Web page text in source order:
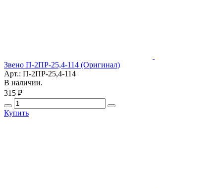
Звено П-2ПР-25,4-114 (Оригинал)
Арт.: П-2ПР-25,4-114
В наличии.
315 ₽
Купить